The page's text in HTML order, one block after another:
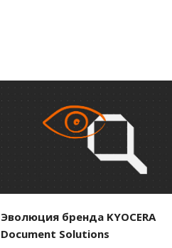
Эволюция бренда KYOCERA
Document Solutions